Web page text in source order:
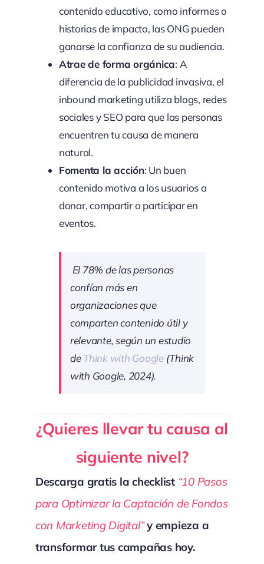
contenido educativo, como informes o
historias de impacto, las ONG pueden
ganarse la confianza de su audiencia.
Atrae de forma orgánica: A
diferencia de la publicidad invasiva, el
inbound marketing utiliza blogs, redes
sociales y SEO para que las personas
encuentren tu causa de manera
natural.
Fomenta la acción: Un buen
contenido motiva a los usuarios a
donar, compartir o participar en
eventos.
El 78% de las personas
confían más en
organizaciones que
comparten contenido útil y
relevante, según un estudio
deThink with Google(Think
with Google, 2024).
¿Quieres llevar tu causa al
siguiente nivel?
Descarga gratis la checklist “10 Pasos
para Optimizar la Captación de Fondos
con Marketing Digital”y empieza a
transformar tus campañas hoy.